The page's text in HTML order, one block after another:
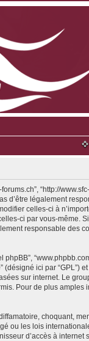
“http://
d’être légalement
celles-ci à
ci par vous-même.
responsable des
” (désigné ici par “GPL”)
sur internet. Le
Pour de plus amples
choquant,
ou les lois
d’accès à internet